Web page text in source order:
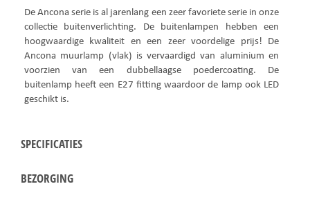
De Ancona serie is al jarenlang een zeer favoriete serie in onze
collectie buitenverlichting. De buitenlampen hebben een
hoogwaardige kwaliteit en een zeer voordelige prijs! De
Ancona muurlamp (vlak) is vervaardigd van aluminium en
voorzien van een dubbellaagse poedercoating. De
buitenlamp heeft een E27 fitting waardoor de lamp ook LED
geschikt is.
SPECIFICATIES
BEZORGING